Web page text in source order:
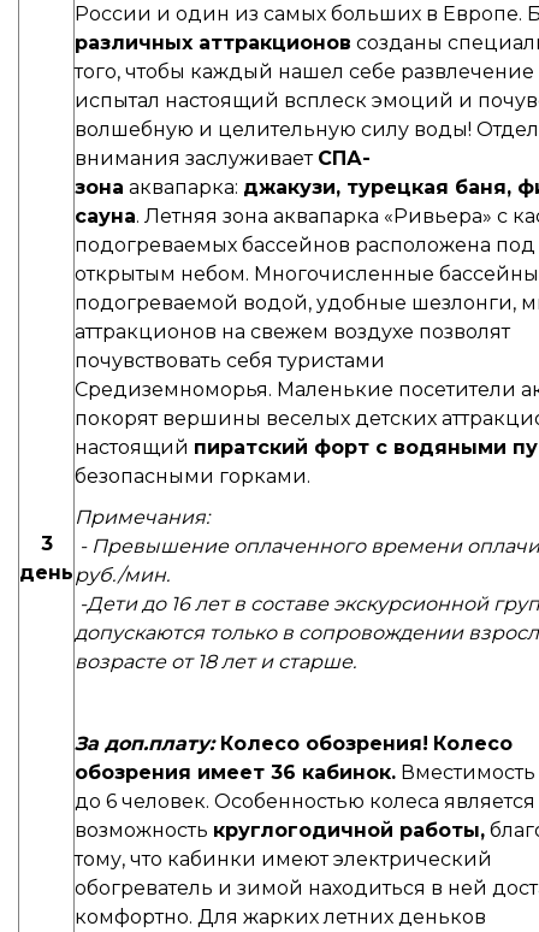
3
день
России и один из самых больших в Европе.
различных аттракционов созданы
того, чтобы каждый нашел себе
испытал настоящий всплеск эмоций и
волшебную и целительную силу воды!
внимания заслуживает СПА-
зона аквапарка: джакузи, турецкая баня,
сауна. Летняя зона аквапарка «Ривьера» с
подогреваемых бассейнов расположена под
открытым небом. Многочисленные
подогреваемой водой, удобные шезлонги,
аттракционов на свежем воздухе позволят
почувствовать себя туристами
Средиземноморья. Маленькие посетители
покорят вершины веселых детских
настоящий пиратский форт с водяными
безопасными горками.
Примечания:
- Превышение оплаченного времени
руб./мин.
-Дети до 16 лет в составе экскурсионной
допускаются только в сопровождении
возрасте от 18 лет и старше.
За доп.плату: Колесо обозрения! Колесо
обозрения имеет 36 кабинок.
до 6 человек. Особенностью колеса является
возможность круглогодичной работы,
тому, что кабинки имеют электрический
обогреватель и зимой находиться в ней
комфортно. Для жарких летних деньков